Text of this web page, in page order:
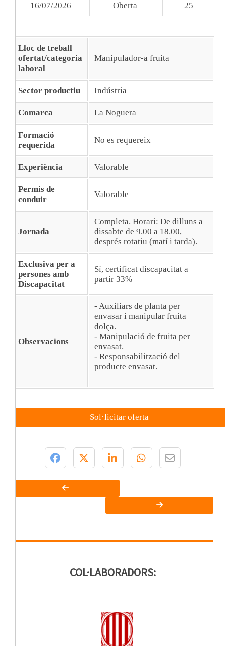
16/07/2026 Oberta 25
Lloc de treball
ofertat/categoria
laboral
Manipulador-a fruita
Sector productiu Indústria
Comarca La Noguera
Formació
requerida
No es requereix
Experiència Valorable
Permis de
conduir
Valorable
Jornada
Completa. Horari: De dilluns a
dissabte de 9.00 a 18.00,
després rotatiu (matí i tarda).
Exclusiva per a
persones amb
Discapacitat
Sí, certificat discapacitat a
partir 33%
Observacions
- Auxiliars de planta per
envasar i manipular fruita
dolça.
- Manipulació de fruita per
envasat.
- Responsabilització del
producte envasat.
Sol·licitar oferta
COL·LABORADORS: